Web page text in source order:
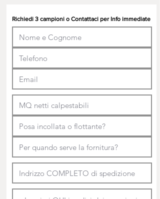
Richiedi 3 campioni o Contattaci per Info immediate